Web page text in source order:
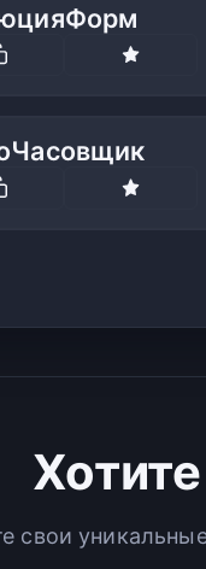
свои